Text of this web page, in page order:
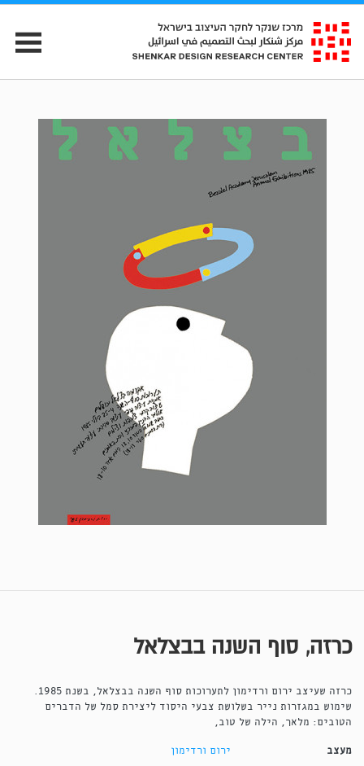
כרזה, סוף השנה בבצלאל
כרזה שעיצב ירום ורדימון לתערוכות סוף השנה בבצלאל, בשנת 1985.
שימוש במגזרות נייר בשלושת צבעי היסוד ליצירת סמל של הדברים
הטובים: מלאך, הילה של טוב,
מעצב ירום ורדימון